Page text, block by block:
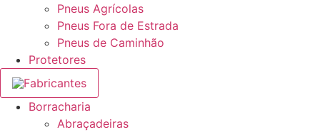
Pneus Agrícolas
Pneus Fora de Estrada
Pneus de Caminhão
Protetores
Fabricantes
Borracharia
Abraçadeiras